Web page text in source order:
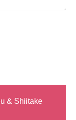
& Shiitake